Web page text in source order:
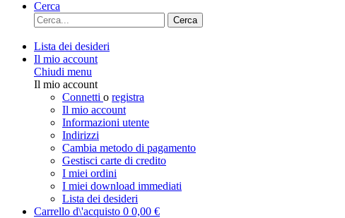
Cerca
Cerca
Lista dei desideri
Il mio account
Chiudi menu
Il mio account
Connetti o registra
Il mio account
Informazioni utente
Indirizzi
Cambia metodo di pagamento
Gestisci carte di credito
I miei ordini
I miei download immediati
Lista dei desideri
Carrello d\'acquisto 0 0,00 €